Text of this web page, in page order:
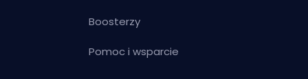
Boosterzy
Pomoc i wsparcie